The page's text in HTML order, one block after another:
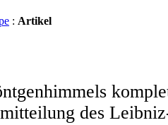
: Artikel
des